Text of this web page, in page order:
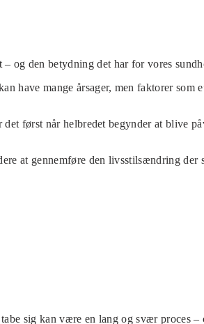
og den betydning det har for vores
mange årsager, men faktorer som
først når helbredet begynder at blive
at gennemføre den livsstilsændring
sig kan være en lang og svær proces